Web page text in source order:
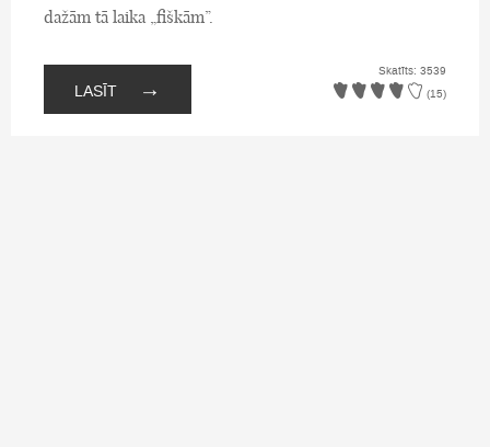
dažām tā laika „fiškām”.
LASĪT →
Skatīts: 3539
(15)